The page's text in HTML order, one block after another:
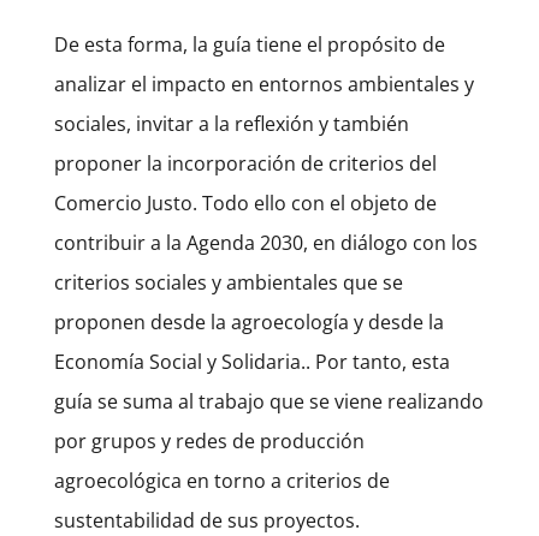
De esta forma, la guía tiene el propósito de
analizar el impacto en entornos ambientales y
sociales, invitar a la reflexión y también
proponer la incorporación de criterios del
Comercio Justo. Todo ello con el objeto de
contribuir a la Agenda 2030, en diálogo con los
criterios sociales y ambientales que se
proponen desde la agroecología y desde la
Economía Social y Solidaria.. Por tanto, esta
guía se suma al trabajo que se viene realizando
por grupos y redes de producción
agroecológica en torno a criterios de
sustentabilidad de sus proyectos.